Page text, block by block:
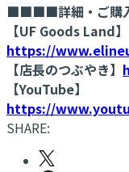
■■■■詳細・ご購
【UF Goods Land】
https://
【店長のつぶやき】
【YouTube】
https://
SHARE: